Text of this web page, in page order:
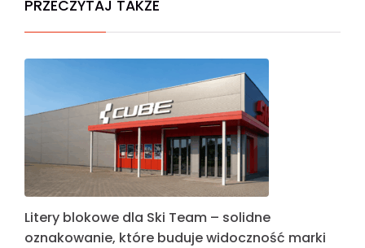
PRZECZYTAJ TAKŻE
Litery blokowe dla Ski Team – solidne
oznakowanie, które buduje widoczność marki